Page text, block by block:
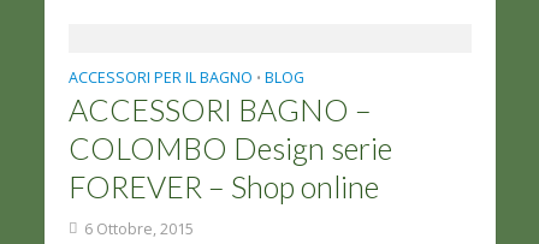
ACCESSORI PER IL BAGNO • BLOG
ACCESSORI BAGNO –
COLOMBO Design serie
FOREVER – Shop online
6 Ottobre, 2015